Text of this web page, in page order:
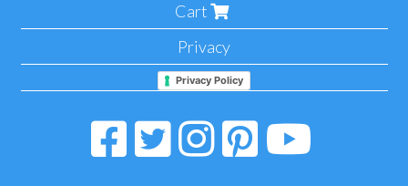
Cart
Privacy
Privacy Policy